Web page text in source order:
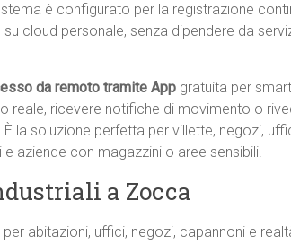
è configurato per la registrazione
cloud personale, senza dipendere da
da remoto tramite App gratuita per
reale, ricevere notifiche di movimento o
la soluzione perfetta per villette, negozi,
aziende con magazzini o aree sensibili.
a Zocca
per abitazioni, uffici, negozi, capannoni e